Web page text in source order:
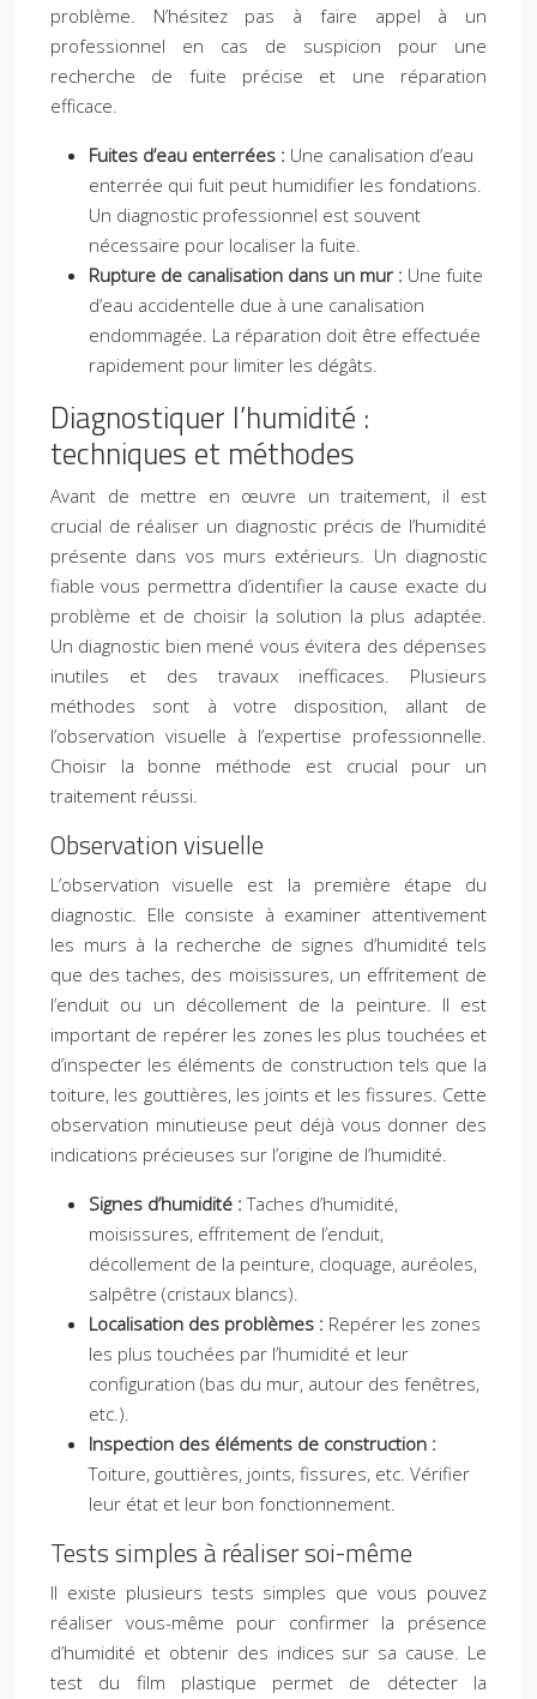
problème. N’hésitez pas à faire appel à un
professionnel en cas de suspicion pour une
recherche de fuite précise et une réparation
efficace.
Fuites d’eau enterrées : Une canalisation d’eau
enterrée qui fuit peut humidifier les fondations.
Un diagnostic professionnel est souvent
nécessaire pour localiser la fuite.
Rupture de canalisation dans un mur : Une fuite
d’eau accidentelle due à une canalisation
endommagée. La réparation doit être effectuée
rapidement pour limiter les dégâts.
Diagnostiquer l’humidité :
techniques et méthodes
Avant de mettre en œuvre un traitement, il est
crucial de réaliser un diagnostic précis de l’humidité
présente dans vos murs extérieurs. Un diagnostic
fiable vous permettra d’identifier la cause exacte du
problème et de choisir la solution la plus adaptée.
Un diagnostic bien mené vous évitera des dépenses
inutiles et des travaux inefficaces. Plusieurs
méthodes sont à votre disposition, allant de
l’observation visuelle à l’expertise professionnelle.
Choisir la bonne méthode est crucial pour un
traitement réussi.
Observation visuelle
L’observation visuelle est la première étape du
diagnostic. Elle consiste à examiner attentivement
les murs à la recherche de signes d’humidité tels
que des taches, des moisissures, un effritement de
l’enduit ou un décollement de la peinture. Il est
important de repérer les zones les plus touchées et
d’inspecter les éléments de construction tels que la
toiture, les gouttières, les joints et les fissures. Cette
observation minutieuse peut déjà vous donner des
indications précieuses sur l’origine de l’humidité.
Signes d’humidité :Taches d’humidité,
moisissures, effritement de l’enduit,
décollement de la peinture, cloquage, auréoles,
salpêtre (cristaux blancs).
Localisation des problèmes : Repérer les zones
les plus touchées par l’humidité et leur
configuration (bas du mur, autour des fenêtres,
etc.).
Inspection des éléments de construction :
Toiture, gouttières, joints, fissures, etc. Vérifier
leur état et leur bon fonctionnement.
Tests simples à réaliser soi-même
Il existe plusieurs tests simples que vous pouvez
réaliser vous-même pour confirmer la présence
d’humidité et obtenir des indices sur sa cause. Le
test du film plastique permet de détecter la